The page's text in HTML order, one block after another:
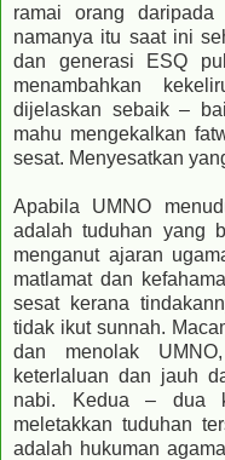
ramai orang
namanya itu saat ini
dan generasi ESQ
menambahkan
dijelaskan sebaik –
mahu mengekalkan
sesat. Menyesatkan
Apabila UMNO
adalah tuduhan yang
menganut ajaran
matlamat dan
sesat kerana
tidak ikut sunnah.
dan menolak
keterlaluan dan jauh
nabi. Kedua – dua
meletakkan tuduhan
adalah hukuman